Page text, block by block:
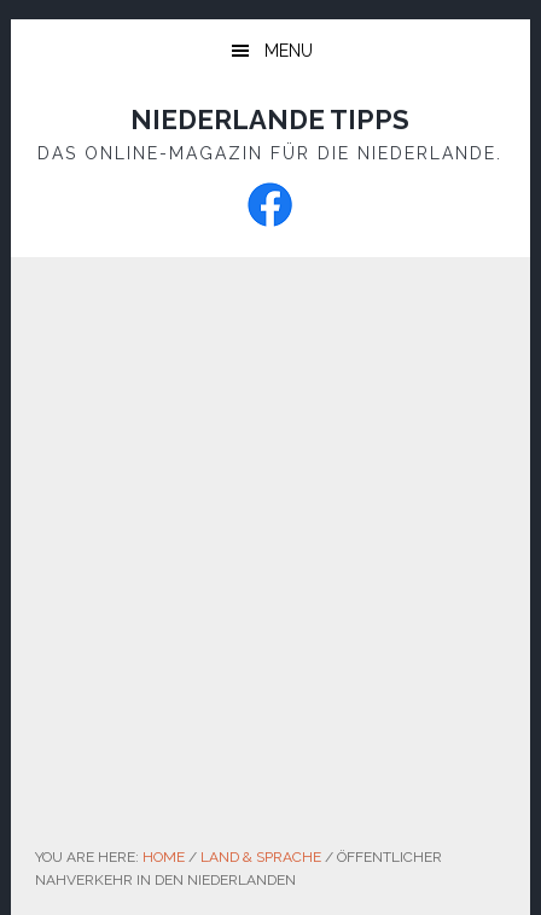
Skip
Skip
MENU
NIEDERLANDE TIPPS
DAS ONLINE-MAGAZIN FÜR DIE NIEDERLANDE.
YOU ARE HERE: HOME / LAND & SPRACHE /ÖFFENTLICHER
NAHVERKEHR IN DEN NIEDERLANDEN